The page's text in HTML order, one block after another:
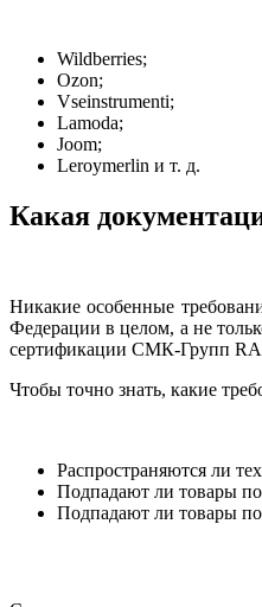
Wildberries;
Ozon;
Vseinstrumenti;
Lamoda;
Joom;
Leroymerlin и т. д.
Какая
Никакие особенные
Федерации в целом, а не
сертификации СМК-Групп
Чтобы точно знать, какие
Распространяются ли
Подпадают ли товары
Подпадают ли товары